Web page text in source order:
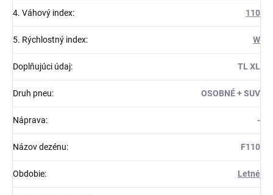
4. Váhový index: 110
5. Rýchlostný index: W
Doplňujúci údaj: TL XL
Druh pneu: OSOBNÉ + SUV
Náprava: -
Názov dezénu: F110
Obdobie: Letné